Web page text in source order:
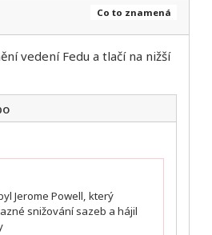
Co to znamená
vedení Fedu a tlačí na nižší
Jerome Powell, který
snižování sazeb a hájil